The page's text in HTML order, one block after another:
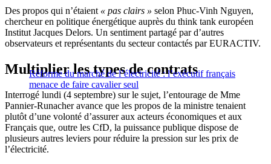
Des propos qui n’étaient « pas clairs » selon Phuc-Vinh Nguyen,
chercheur en politique énergétique auprès du think tank européen
Institut Jacques Delors. Un sentiment partagé par d’autres
observateurs et représentants du secteur contactés par EURACTIV.
Réforme du marché de l’électricité : l’exécutif français
menace de faire cavalier seul
Multiplier les types de contrats
Interrogé lundi (4 septembre) sur le sujet, l’entourage de Mme
Pannier-Runacher avance que les propos de la ministre tenaient
plutôt d’une volonté d’assurer aux acteurs économiques et aux
Français que, outre les CfD, la puissance publique dispose de
plusieurs autres leviers pour réduire la pression sur les prix de
l’électricité.